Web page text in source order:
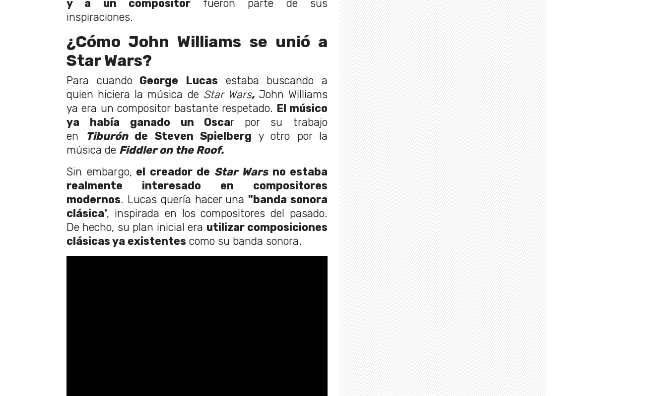
y a un compositorfueron parte de sus
inspiraciones.
¿Cómo John Williams se unió a
Star Wars?
Para cuandoGeorge Lucas estaba buscando a
quien hiciera la música de Star Wars, John Williams
ya era un compositor bastante respetado. El músico
ya había ganado un Oscar por su trabajo
en
Tiburón de Steven Spielberg y otro por la
música de Fiddler on the Roof.
Sin embargo, el creador de Star Wars no estaba
realmente interesado en compositores
modernos. Lucas quería hacer una"banda sonora
clásica", inspirada en los compositores del pasado.
De hecho, su plan inicial era utilizar composiciones
clásicas ya existentes como su banda sonora.